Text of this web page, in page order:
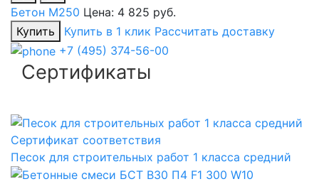
Бетон М250 Цена: 4 825 руб.
Купить
Купить в 1 клик Рассчитать доставку
+7 (495) 374-56-00
Сертификаты
Сертификат соответствия
Песок для строительных работ 1 класса средний